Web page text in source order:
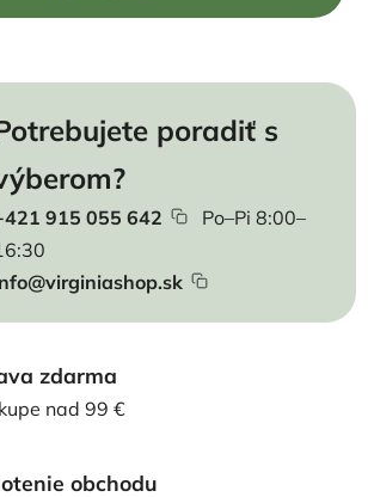
poradiť s
915 055 642
Po–Pi 8:00–
zdarma
nad 99 €
obchodu